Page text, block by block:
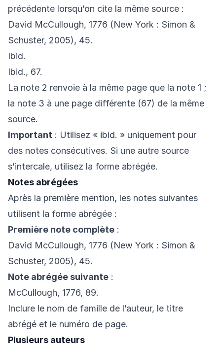
précédente lorsqu’on cite la même source :
David McCullough, 1776 (New York : Simon &
Schuster, 2005), 45.
Ibid.
Ibid., 67.
La note 2 renvoie à la même page que la note 1 ;
la note 3 à une page différente (67) de la même
source.
Important : Utilisez « ibid. » uniquement pour
des notes consécutives. Si une autre source
s’intercale, utilisez la forme abrégée.
Notes abrégées
Après la première mention, les notes suivantes
utilisent la forme abrégée :
Première note complète :
David McCullough, 1776 (New York : Simon &
Schuster, 2005), 45.
Note abrégée suivante :
McCullough, 1776, 89.
Inclure le nom de famille de l’auteur, le titre
abrégé et le numéro de page.
Plusieurs auteurs